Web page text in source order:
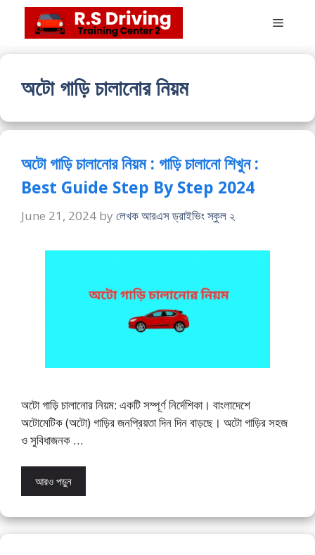
content
Menu
অটো গাড়ি চালানোর নিয়ম
অটো গাড়ি চালানোর নিয়ম : গাড়ি চালানো শিখুন :
Best Guide Step By Step 2024
June 21, 2024 by লেখক আরএস ড্রাইভিং স্কুল ২
অটো গাড়ি চালানোর নিয়ম: একটি সম্পূর্ণ নির্দেশিকা। বাংলাদেশে
অটোমেটিক (অটো) গাড়ির জনপ্রিয়তা দিন দিন বাড়ছে। অটো গাড়ির সহজ
ও সুবিধাজনক …
আরও পড়ুন